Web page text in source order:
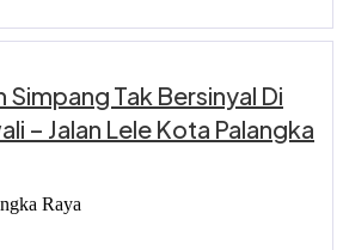
Simpang Tak Bersinyal Di
– Jalan Lele Kota Palangka
Raya